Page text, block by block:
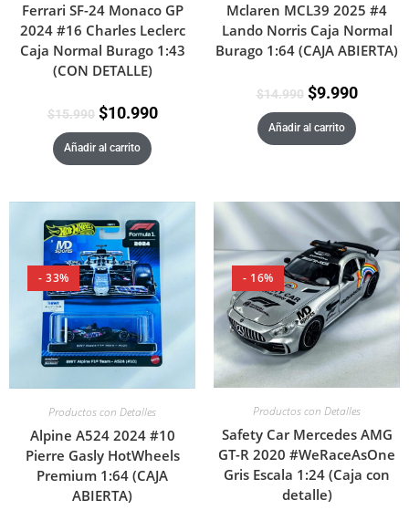
Ferrari SF-24 Monaco GP
2024 #16 Charles Leclerc
Caja Normal Burago 1:43
(CON DETALLE)
$15.990 $10.990
Añadir al carrito
Mclaren MCL39 2025 #4
Lando Norris Caja Normal
Burago 1:64 (CAJA ABIERTA)
$14.990 $9.990
Añadir al carrito
- 33%
Productos con Detalles
Alpine A524 2024 #10
Pierre Gasly HotWheels
Premium 1:64 (CAJA
ABIERTA)
- 16%
Productos con Detalles
Safety Car Mercedes AMG
GT-R 2020 #WeRaceAsOne
Gris Escala 1:24 (Caja con
detalle)